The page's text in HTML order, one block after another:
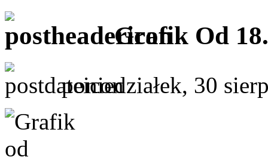
Grafik Od
poniedziałek, 30